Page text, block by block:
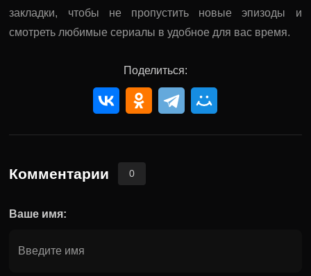
закладки, чтобы не пропустить новые эпизоды и
смотреть любимые сериалы в удобное для вас время.
Поделиться:
Комментарии 0
Ваше имя: